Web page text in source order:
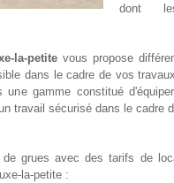
dont
la-petitevous propose
dans le cadre de vos
gamme constitué
travail sécurisé dans le cadre
grues avec des tarifs de
la-petite :